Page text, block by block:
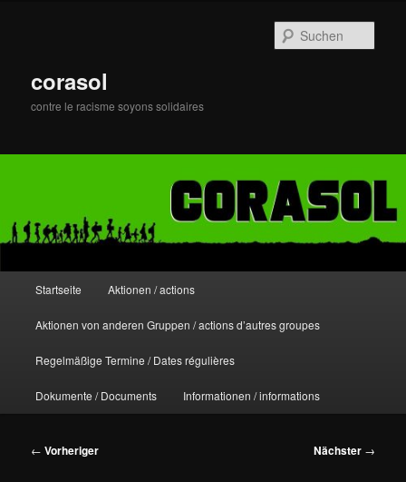
corasol
contre le racisme soyons solidaires
Startseite Aktionen / actions
Aktionen von anderen Gruppen / actions d’autres groupes
Regelmäßige Termine / Dates régulières
Dokumente / Documents Informationen / informations
Beitragsnavigation
← Vorheriger Nächster →